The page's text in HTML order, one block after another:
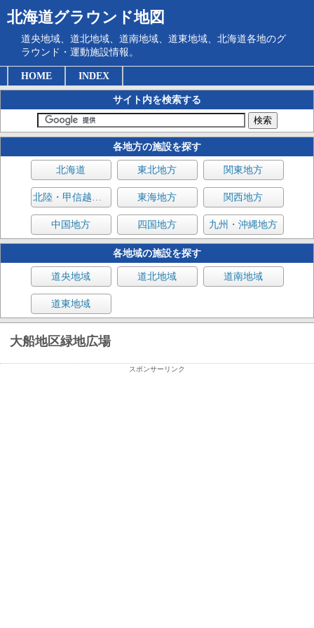
北海道グラウンド地図
道央地域、道北地域、道南地域、道東地域、北海道各地のグ
ラウンド・運動施設情報。
HOME INDEX
サイト内を検索する
各地方の施設を探す
北海道 東北地方 関東地方
北陸・甲信越地方 東海地方 関西地方
中国地方 四国地方 九州・沖縄地方
各地域の施設を探す
道央地域 道北地域 道南地域
道東地域
大船地区緑地広場
スポンサーリンク